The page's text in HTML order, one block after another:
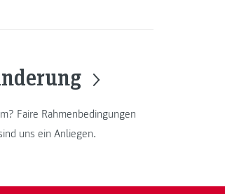
Faire Rahmenbedingungen
uns ein Anliegen.